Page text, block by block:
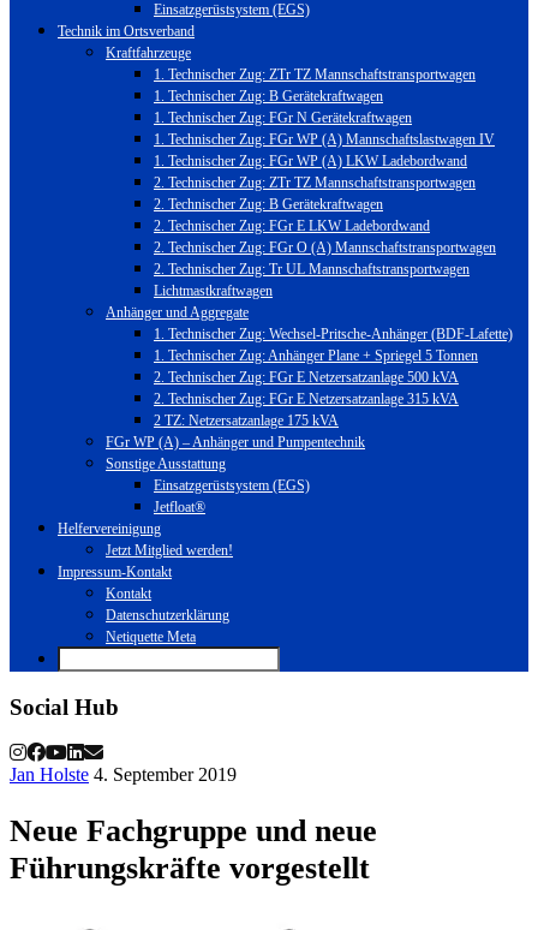
Einsatzgerüstsystem (EGS)
Technik im Ortsverband
Kraftfahrzeuge
1. Technischer Zug: ZTr TZ Mannschaftstransportwagen
1. Technischer Zug: B Gerätekraftwagen
1. Technischer Zug: FGr N Gerätekraftwagen
1. Technischer Zug: FGr WP (A) Mannschaftslastwagen IV
1. Technischer Zug: FGr WP (A) LKW Ladebordwand
2. Technischer Zug: ZTr TZ Mannschaftstransportwagen
2. Technischer Zug: B Gerätekraftwagen
2. Technischer Zug: FGr E LKW Ladebordwand
2. Technischer Zug: FGr O (A) Mannschaftstransportwagen
2. Technischer Zug: Tr UL Mannschaftstransportwagen
Lichtmastkraftwagen
Anhänger und Aggregate
1. Technischer Zug: Wechsel-Pritsche-Anhänger (BDF-Lafette)
1. Technischer Zug: Anhänger Plane + Spriegel 5 Tonnen
2. Technischer Zug: FGr E Netzersatzanlage 500 kVA
2. Technischer Zug: FGr E Netzersatzanlage 315 kVA
2 TZ: Netzersatzanlage 175 kVA
FGr WP (A) – Anhänger und Pumpentechnik
Sonstige Ausstattung
Einsatzgerüstsystem (EGS)
Jetfloat®
Helfervereinigung
Jetzt Mitglied werden!
Impressum-Kontakt
Kontakt
Datenschutzerklärung
Netiquette Meta
Social Hub
Jan Holste 4. September 2019
Neue Fachgruppe und neue
Führungskräfte vorgestellt